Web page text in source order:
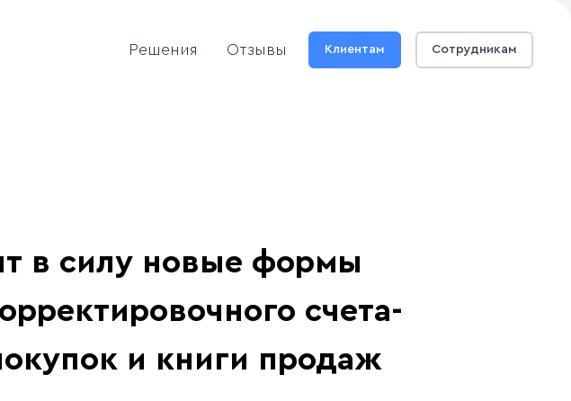
Решения Отзывы Клиентам Сотрудникам
в силу новые формы
счета-
и книги продаж